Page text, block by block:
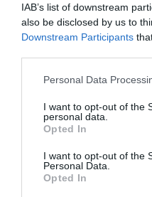
IAB’s list of downstream
also be disclosed by us to
Downstream Participants
Personal Data
I want to opt-out of the
personal data.
Opted In
I want to opt-out of the
Personal Data.
Opted In
Tags
COFARAN